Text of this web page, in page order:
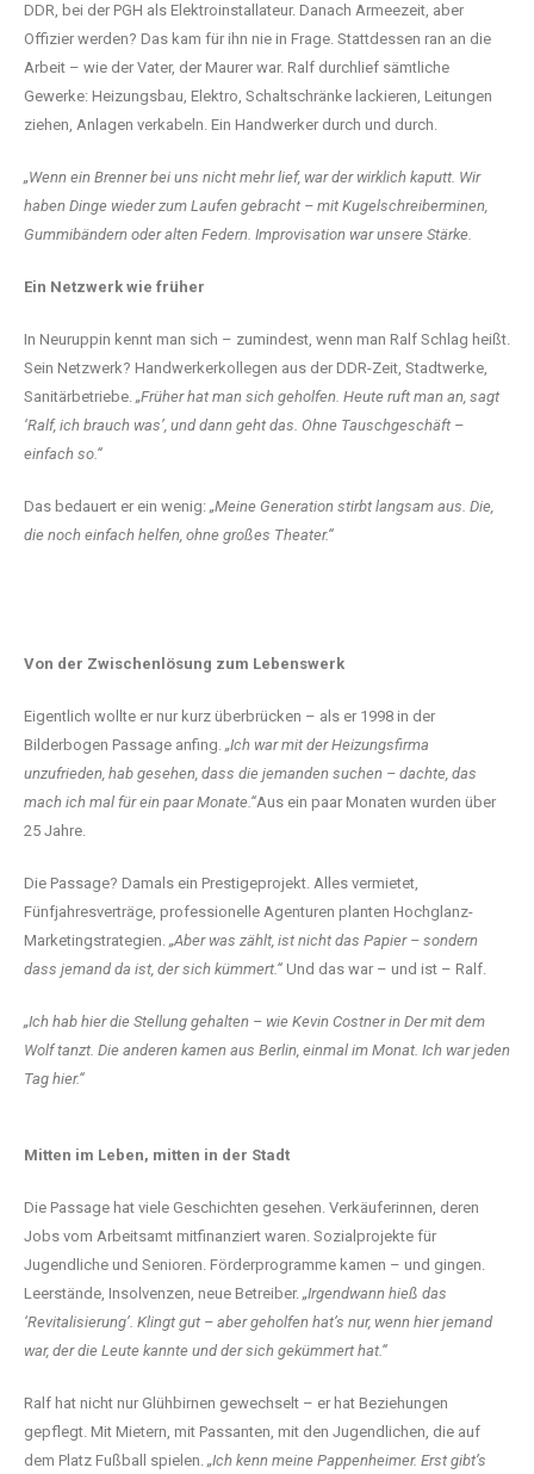
DDR, bei der PGH als Elektroinstallateur. Danach Armeezeit, aber
Offizier werden? Das kam für ihn nie in Frage. Stattdessen ran an die
Arbeit – wie der Vater, der Maurer war. Ralf durchlief sämtliche
Gewerke: Heizungsbau, Elektro, Schaltschränke lackieren, Leitungen
ziehen, Anlagen verkabeln. Ein Handwerker durch und durch.
„Wenn ein Brenner bei uns nicht mehr lief, war der wirklich kaputt. Wir
haben Dinge wieder zum Laufen gebracht – mit Kugelschreiberminen,
Gummibändern oder alten Federn. Improvisation war unsere Stärke.
Ein Netzwerk wie früher
In Neuruppin kennt man sich – zumindest, wenn man Ralf Schlag heißt.
Sein Netzwerk? Handwerkerkollegen aus der DDR-Zeit, Stadtwerke,
Sanitärbetriebe. „Früher hat man sich geholfen. Heute ruft man an, sagt
‘Ralf, ich brauch was’, und dann geht das. Ohne Tauschgeschäft –
einfach so.“
Das bedauert er ein wenig: „Meine Generation stirbt langsam aus. Die,
die noch einfach helfen, ohne großes Theater.“
Von der Zwischenlösung zum Lebenswerk
Eigentlich wollte er nur kurz überbrücken – als er 1998 in der
Bilderbogen Passage anfing. „Ich war mit der Heizungsfirma
unzufrieden, hab gesehen, dass die jemanden suchen – dachte, das
mach ich mal für ein paar Monate.“Aus ein paar Monaten wurden über
25 Jahre.
Die Passage? Damals ein Prestigeprojekt. Alles vermietet,
Fünfjahresverträge, professionelle Agenturen planten Hochglanz-
Marketingstrategien. „Aber was zählt, ist nicht das Papier – sondern
dass jemand da ist, der sich kümmert.“ Und das war – und ist – Ralf.
„Ich hab hier die Stellung gehalten – wie Kevin Costner in Der mit dem
Wolf tanzt. Die anderen kamen aus Berlin, einmal im Monat. Ich war jeden
Tag hier.“
Mitten im Leben, mitten in der Stadt
Die Passage hat viele Geschichten gesehen. Verkäuferinnen, deren
Jobs vom Arbeitsamt mitfinanziert waren. Sozialprojekte für
Jugendliche und Senioren. Förderprogramme kamen – und gingen.
Leerstände, Insolvenzen, neue Betreiber. „Irgendwann hieß das
‘Revitalisierung’. Klingt gut – aber geholfen hat’s nur, wenn hier jemand
war, der die Leute kannte und der sich gekümmert hat.“
Ralf hat nicht nur Glühbirnen gewechselt – er hat Beziehungen
gepflegt. Mit Mietern, mit Passanten, mit den Jugendlichen, die auf
dem Platz Fußball spielen. „Ich kenn meine Pappenheimer. Erst gibt’s